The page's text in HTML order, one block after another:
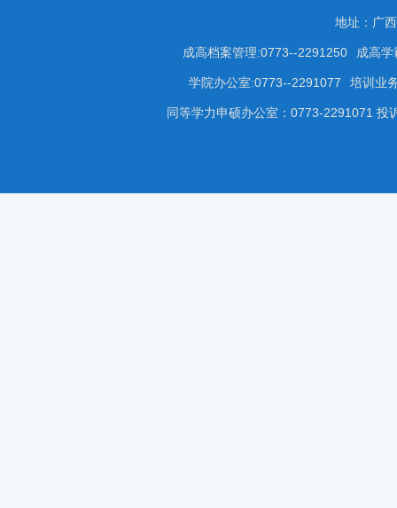
地址：广
成高档案管理:0773--2291250 成高
学院办公室:0773--2291077 培训业
同等学力申硕办公室：0773-2291071